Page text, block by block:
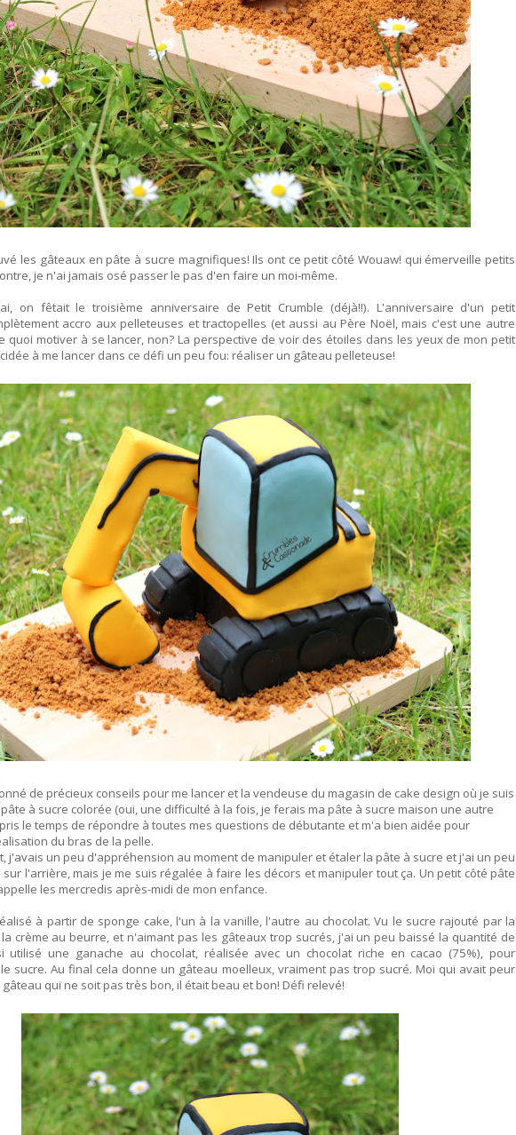
les gâteaux en pâte à sucre magnifiques! Ils ont ce petit côté Wouaw! qui émerveille petits
je n'ai jamais osé passer le pas d'en faire un moi-même.
on fêtait le troisième anniversaire de Petit Crumble (déjà!!). L'anniversaire d'un petit
accro aux pelleteuses et tractopelles (et aussi au Père Noël, mais c'est une autre
quoi motiver à se lancer, non? La perspective de voir des étoiles dans les yeux de mon petit
à me lancer dans ce défi un peu fou: réaliser un gâteau pelleteuse!
de précieux conseils pour me lancer et la vendeuse du magasin de cake design où je suis
à sucre colorée (oui, une difficulté à la fois, je ferais ma pâte à sucre maison une autre
le temps de répondre à toutes mes questions de débutante et m'a bien aidée pour
du bras de la pelle.
j'avais un peu d'appréhension au moment de manipuler et étaler la pâte à sucre et j'ai un peu
l'arrière, mais je me suis régalée à faire les décors et manipuler tout ça. Un petit côté pâte
les mercredis après-midi de mon enfance.
à partir de sponge cake, l'un à la vanille, l'autre au chocolat. Vu le sucre rajouté par la
crème au beurre, et n'aimant pas les gâteaux trop sucrés, j'ai un peu baissé la quantité de
utilisé une ganache au chocolat, réalisée avec un chocolat riche en cacao (75%), pour
sucre. Au final cela donne un gâteau moelleux, vraiment pas trop sucré. Moi qui avait peur
qui ne soit pas très bon, il était beau et bon! Défi relevé!